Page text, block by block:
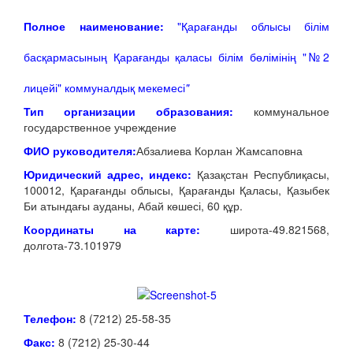
Полное наименование: "Қарағанды облысы білім
басқармасының Қарағанды қаласы білім бөлімінің "№2
лицейі" коммуналдық мекемесі"
Тип организации образования: коммунальное
государственное учреждение
ФИО руководителя:Абзалиева Корлан Жамсаповна
Юридический адрес, индекс: Қазақстан Республиқасы,
100012, Қарағанды облысы, Қарағанды Қаласы, Қазыбек
Би атындағы ауданы, Абай көшесі, 60 құр.
Координаты на карте:
широта-49.821568,
долгота-73.101979
Телефон: 8 (7212) 25-58-35
Факс: 8 (7212) 25-30-44